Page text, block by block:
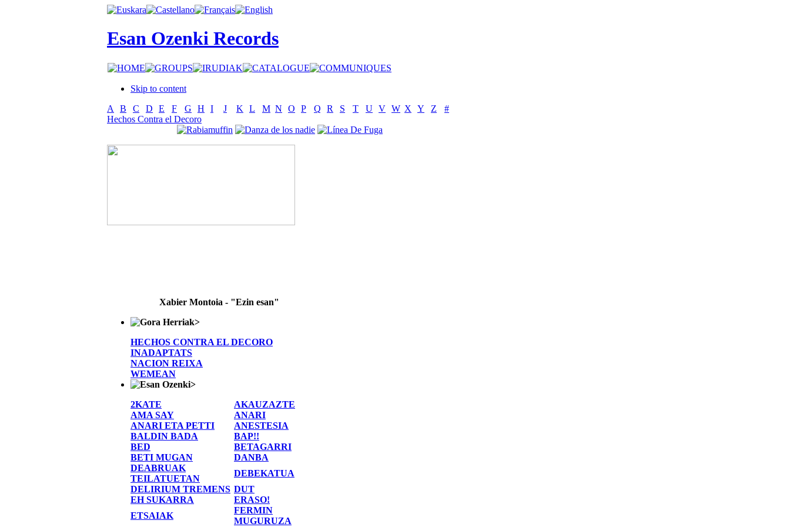
Esan Ozenki Records
Skip to content
A
B C D E F G H I J K L M N O P Q R S T U V W X Y Z
#
Hechos Contra el Decoro
Xabier Montoia - "Ezin esan"
>
HECHOS CONTRA EL DECORO
INADAPTATS
NACION REIXA
WEMEAN
>
2KATE
AKAUZAZTE
AMA SAY
ANARI
ANARI ETA PETTI
ANESTESIA
BALDIN BADA
BAP!!
BED
BETAGARRI
BETI MUGAN
DANBA
DEABRUAK
TEILATUETAN
DEBEKATUA
DELIRIUM TREMENS DUT
EH SUKARRA
ERASO!
ETSAIAK
FERMIN
MUGURUZA